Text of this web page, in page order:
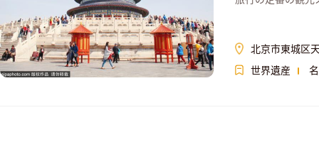
北京市東城区
世界遺産